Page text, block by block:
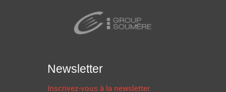
Newsletter
Inscrivez-vous à la newsletter.